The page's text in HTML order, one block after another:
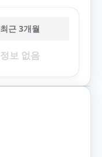
최근 3개월
정보 없음